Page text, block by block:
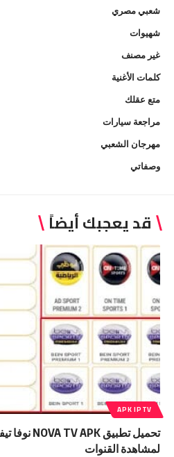
شعبي مصري
شهيوات
غير مصنف
كلمات الأغنية
متع عقلك
مراجعة سيارات
مهرجان الشعبي
وصفاتي
قد يعجبك أيضاً
APK IPTV
لمشاهدة القنوات